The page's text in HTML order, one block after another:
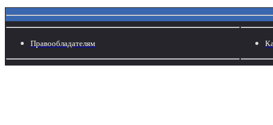
Правообладателям